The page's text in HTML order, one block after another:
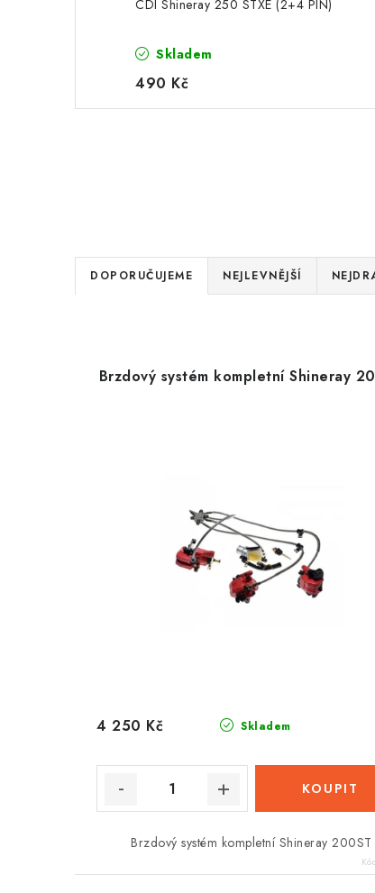
CDI Shineray 250 STXE (2+4 PIN)
Skladem
490 Kč
Ř
a
DOPORUČUJEME NEJLEVNĚJŠÍ
Brzdový systém kompletní Shineray
Skladem
4 250 Kč
Brzdový systém kompletní Shineray 200ST